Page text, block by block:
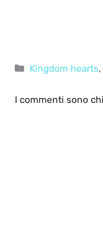
Categorie
Kingdom hearts,
I commenti sono